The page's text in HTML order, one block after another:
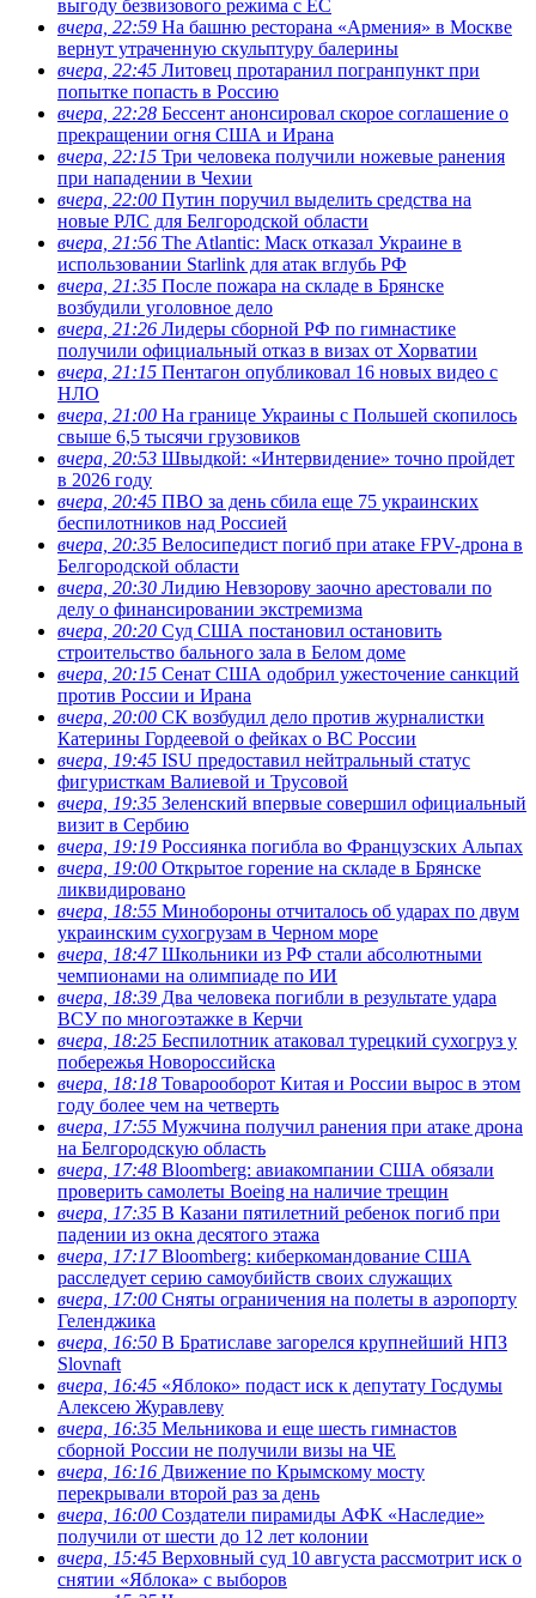
выгоду безвизового режима с ЕС
вчера, 22:59 На башню ресторана «Армения» в Москве
вернут утраченную скульптуру балерины
вчера, 22:45 Литовец протаранил погранпункт при
попытке попасть в Россию
вчера, 22:28 Бессент анонсировал скорое соглашение о
прекращении огня США и Ирана
вчера, 22:15 Три человека получили ножевые ранения
при нападении в Чехии
вчера, 22:00 Путин поручил выделить средства на
новые РЛС для Белгородской области
вчера, 21:56 The Atlantic: Маск отказал Украине в
использовании Starlink для атак вглубь РФ
вчера, 21:35 После пожара на складе в Брянске
возбудили уголовное дело
вчера, 21:26 Лидеры сборной РФ по гимнастике
получили официальный отказ в визах от Хорватии
вчера, 21:15 Пентагон опубликовал 16 новых видео с
НЛО
вчера, 21:00 На границе Украины с Польшей скопилось
свыше 6,5 тысячи грузовиков
вчера, 20:53 Швыдкой: «Интервидение» точно пройдет
в 2026 году
вчера, 20:45 ПВО за день сбила еще 75 украинских
беспилотников над Россией
вчера, 20:35 Велосипедист погиб при атаке FPV-дрона в
Белгородской области
вчера, 20:30 Лидию Невзорову заочно арестовали по
делу о финансировании экстремизма
вчера, 20:20 Суд США постановил остановить
строительство бального зала в Белом доме
вчера, 20:15 Сенат США одобрил ужесточение санкций
против России и Ирана
вчера, 20:00 СК возбудил дело против журналистки
Катерины Гордеевой о фейках о ВС России
вчера, 19:45 ISU предоставил нейтральный статус
фигуристкам Валиевой и Трусовой
вчера, 19:35 Зеленский впервые совершил официальный
визит в Сербию
вчера, 19:19 Россиянка погибла во Французских Альпах
вчера, 19:00 Открытое горение на складе в Брянске
ликвидировано
вчера, 18:55 Минобороны отчиталось об ударах по двум
украинским сухогрузам в Черном море
вчера, 18:47Школьники из РФ стали абсолютными
чемпионами на олимпиаде по ИИ
вчера, 18:39 Два человека погибли в результате удара
ВСУ по многоэтажке в Керчи
вчера, 18:25 Беспилотник атаковал турецкий сухогруз у
побережья Новороссийска
вчера, 18:18 Товарооборот Китая и России вырос в этом
году более чем на четверть
вчера, 17:55 Мужчина получил ранения при атаке дрона
на Белгородскую область
вчера, 17:48 Bloomberg: авиакомпании США обязали
проверить самолеты Boeing на наличие трещин
вчера, 17:35 В Казани пятилетний ребенок погиб при
падении из окна десятого этажа
вчера, 17:17Bloomberg: киберкомандование США
расследует серию самоубийств своих служащих
вчера, 17:00 Сняты ограничения на полеты в аэропорту
Геленджика
вчера, 16:50 В Братиславе загорелся крупнейший НПЗ
Slovnaft
вчера, 16:45 «Яблоко» подаст иск к депутату Госдумы
Алексею Журавлеву
вчера, 16:35 Мельникова и еще шесть гимнастов
сборной России не получили визы на ЧЕ
вчера, 16:16 Движение по Крымскому мосту
перекрывали второй раз за день
вчера, 16:00 Создатели пирамиды АФК «Наследие»
получили от шести до 12 лет колонии
вчера, 15:45 Верховный суд 10 августа рассмотрит иск о
снятии «Яблока» с выборов